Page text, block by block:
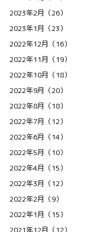
2023年2月（26）
2023年1月（23）
2022年12月（16）
2022年11月（19）
2022年10月（18）
2022年9月（20）
2022年8月（18）
2022年7月（12）
2022年6月（14）
2022年5月（10）
2022年4月（15）
2022年3月（12）
2022年2月（9）
2022年1月（15）
2021年12月（12）